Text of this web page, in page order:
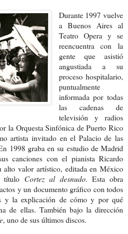
Durante 1997 vuelve
a Buenos Aires al
Teatro Opera y se
reencuentra con la
gente que asistió
angustiada a su
proceso hospitalario,
puntualmente
informada por todas
las cadenas de
televisión y radios
la Orquesta Sinfónica de Puerto Rico
artista invitado en el Palacio de las
1998 graba en su estudio de Madrid
canciones con el pianista Ricardo
valor artístico, editada en México
título Cortez al desnudo. Esta obra
y un documento gráfico con todos
y la explicación de cómo y por qué
de ellas. También bajo la dirección
, uno de sus últimos discos.